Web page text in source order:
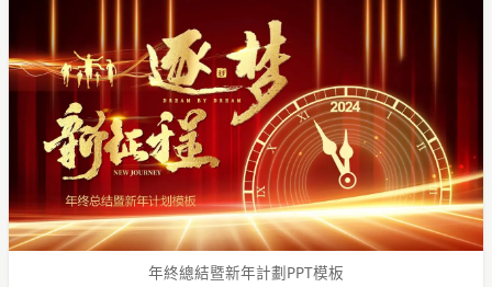
年終總結暨新年計劃PPT模板